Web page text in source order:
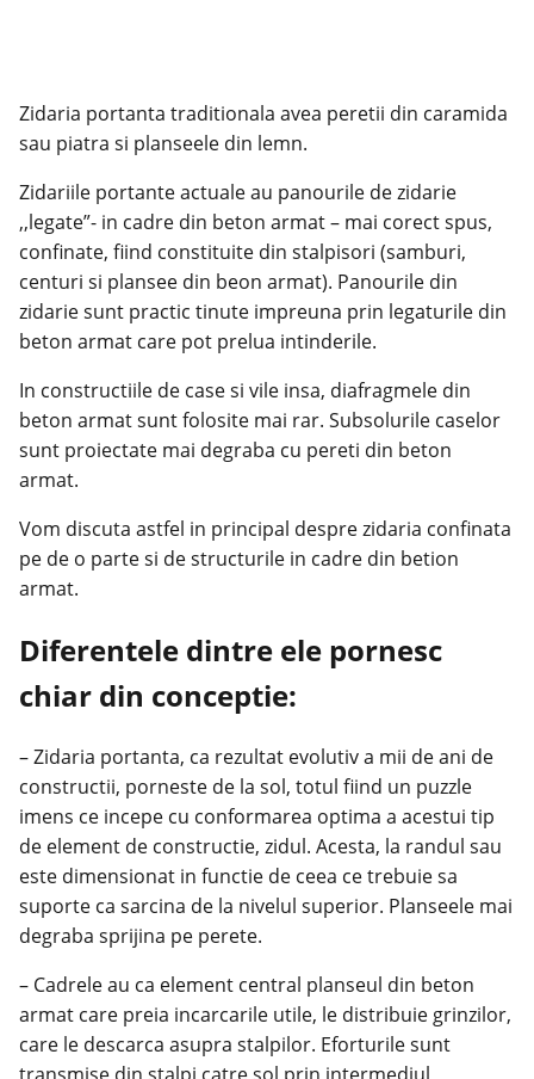
Zidaria portanta traditionala avea peretii din caramida
sau piatra si planseele din lemn.
Zidariile portante actuale au panourile de zidarie
,,legate”- in cadre din beton armat – mai corect spus,
confinate, fiind constituite din stalpisori (samburi,
centuri si plansee din beon armat). Panourile din
zidarie sunt practic tinute impreuna prin legaturile din
beton armat care pot prelua intinderile.
In constructiile de case si vile insa, diafragmele din
beton armat sunt folosite mai rar. Subsolurile caselor
sunt proiectate mai degraba cu pereti din beton
armat.
Vom discuta astfel in principal despre zidaria confinata
pe de o parte si de structurile in cadre din betion
armat.
Diferentele dintre ele pornesc
chiar din conceptie:
– Zidaria portanta, ca rezultat evolutiv a mii de ani de
constructii, porneste de la sol, totul fiind un puzzle
imens ce incepe cu conformarea optima a acestui tip
de element de constructie, zidul. Acesta, la randul sau
este dimensionat in functie de ceea ce trebuie sa
suporte ca sarcina de la nivelul superior. Planseele mai
degraba sprijina pe perete.
– Cadrele au ca element central planseul din beton
armat care preia incarcarile utile, le distribuie grinzilor,
care le descarca asupra stalpilor. Eforturile sunt